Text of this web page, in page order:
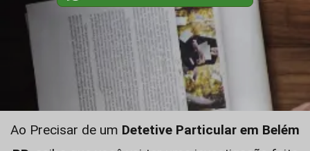
Ao Precisar de um Detetive Particular em Belém